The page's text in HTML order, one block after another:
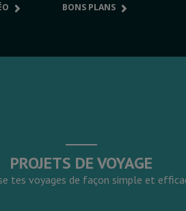
BONS PLANS
PROJETS DE VOYAGE
tes voyages de façon simple et